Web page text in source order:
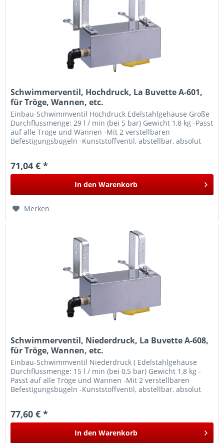
Schwimmerventil, Hochdruck, La Buvette A-601,
für Tröge, Wannen, etc.
Einbau-Schwimmventil Hochdruck Edelstahlgehäuse Große
Durchflussmenge: 29 l / min (bei 5 bar) Gewicht 1,8 kg -Passt
auf alle Tröge und Wannen -Mit 2 verstellbaren
Befestigungsbügeln -Kunststoffventil, abstellbar, absolut
71,04 € *
In den Warenkorb
Merken
Schwimmerventil, Niederdruck, La Buvette A-608,
für Tröge, Wannen, etc.
Einbau-Schwimmventil Niederdruck ( Edelstahlgehäuse
Durchflussmenge: 15 l / min (bei 0,5 bar) Gewicht 1,8 kg -
Passt auf alle Tröge und Wannen -Mit 2 verstellbaren
Befestigungsbügeln -Kunststoffventil, abstellbar, absolut
77,60 € *
In den Warenkorb